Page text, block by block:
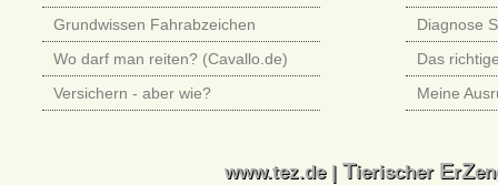
Grundwissen Fahrabzeichen
Wo darf man reiten? (Cavallo.de)
Versichern - aber wie?
Diagnose
Das
Meine
www.tez.de | Tierischer ErZ
www.tez.de | Tierischer ErZ